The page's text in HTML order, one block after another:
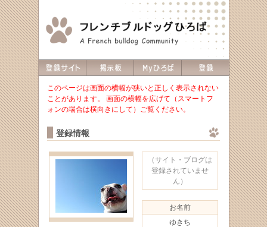
このページは画面の横幅が狭いと正しく表示されない
ことがあります。 画面の横幅を広げて（スマートフ
ォンの場合は横向きにして）ご覧ください。
登録情報
（サイト・ブログは
登録されていませ
ん）
お名前
ゆきち